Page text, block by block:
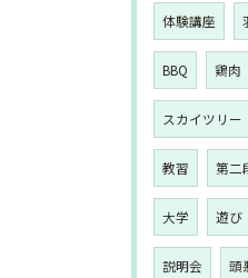
体験講座
BBQ 鶏肉
スカイツリー
教習 第二
大学 遊び
説明会 頭